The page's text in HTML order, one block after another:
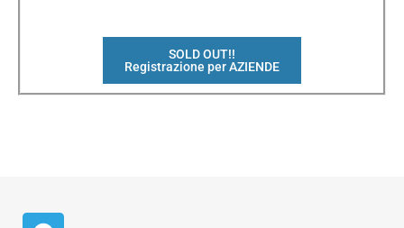
SOLD OUT!!
Registrazione per AZIENDE